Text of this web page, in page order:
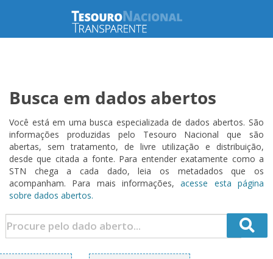
Busca em dados abertos
Você está em uma busca especializada de dados abertos. São
informações produzidas pelo Tesouro Nacional que são
abertas, sem tratamento, de livre utilização e distribuição,
desde que citada a fonte. Para entender exatamente como a
STN chega a cada dado, leia os metadados que os
acompanham. Para mais informações,acesse esta página
sobre dados abertos.